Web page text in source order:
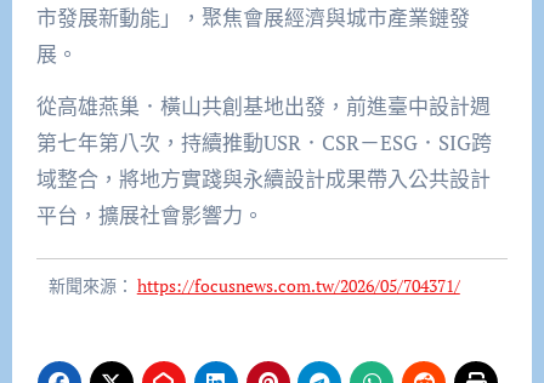
市發展新動能」，聚焦會展經濟與城市產業鏈發
展。
從高雄燕巢．橫山共創基地出發，前進臺中設計週
第七年第八次，持續推動USR．CSR－ESG．SIG跨
域整合，將地方實踐與永續設計成果帶入公共設計
平台，擴展社會影響力。
新聞來源： https://focusnews.com.tw/2026/05/704371/